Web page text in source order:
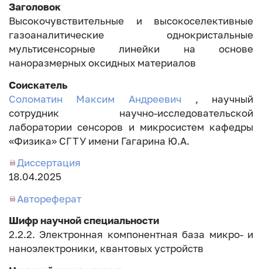
Заголовок
Высокочувствительные и высокоселективные
газоаналитические однокристальные
мультисенсорные линейки на основе
наноразмерных оксидных материалов
Соискатель
Соломатин Максим Андреевич , научный
сотрудник научно-исследовательской
лаборатории сенсоров и микросистем кафедры
«Физика» СГТУ имени Гагарина Ю.А.
Диссертация
Дата
диссертации
18.04.2025
Автореферат
Шифр научной специальности
2.2.2. Электронная компонентная база микро- и
наноэлектроники, квантовых устройств